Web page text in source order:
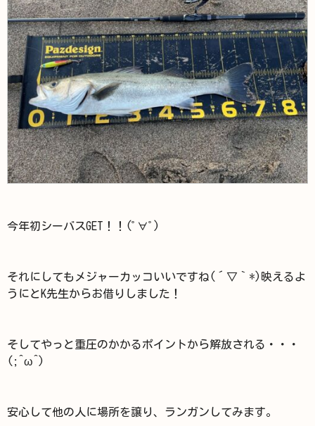
今年初シーバスGET！！(ﾟ∀ﾟ)
それにしてもメジャーカッコいいですね(´▽｀*)映えるよ
うにとK先生からお借りしました！
そしてやっと重圧のかかるポイントから解放される・・・
(;^ω^)
安心して他の人に場所を譲り、ランガンしてみます。